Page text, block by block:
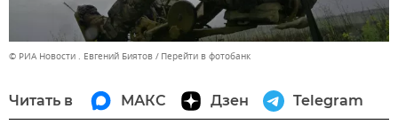
© РИА Новости . Евгений Биятов Перейти в фотобанк
Читать в МАКС Дзен Telegram